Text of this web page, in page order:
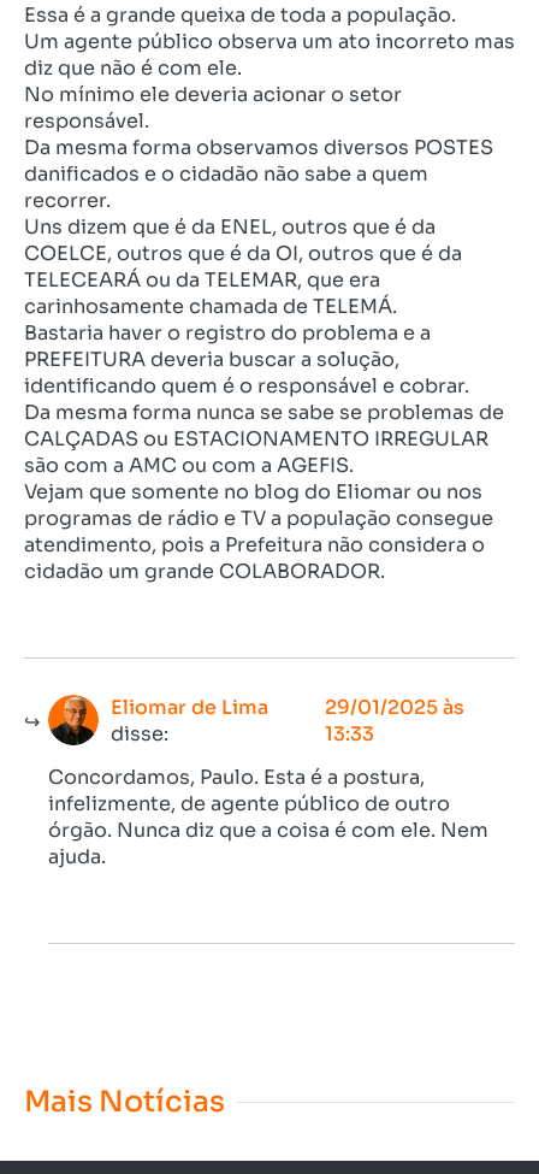
Essa é a grande queixa de toda a população.
Um agente público observa um ato incorreto mas
diz que não é com ele.
No mínimo ele deveria acionar o setor
responsável.
Da mesma forma observamos diversos POSTES
danificados e o cidadão não sabe a quem
recorrer.
Uns dizem que é da ENEL, outros que é da
COELCE, outros que é da OI, outros que é da
TELECEARÁ ou da TELEMAR, que era
carinhosamente chamada de TELEMÁ.
Bastaria haver o registro do problema e a
PREFEITURA deveria buscar a solução,
identificando quem é o responsável e cobrar.
Da mesma forma nunca se sabe se problemas de
CALÇADAS ou ESTACIONAMENTO IRREGULAR
são com a AMC ou com a AGEFIS.
Vejam que somente no blog do Eliomar ou nos
programas de rádio e TV a população consegue
atendimento, pois a Prefeitura não considera o
cidadão um grande COLABORADOR.
Eliomar de Lima
disse:
29/01/2025 às
13:33
Concordamos, Paulo. Esta é a postura,
infelizmente, de agente público de outro
órgão. Nunca diz que a coisa é com ele. Nem
ajuda.
Mais Notícias